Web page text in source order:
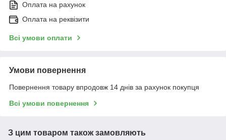
Оплата на рахунок
Оплата на реквізити
Всі умови оплати
Умови повернення
Повернення товару впродовж 14 днів за рахунок покупця
Всі умови повернення
З цим товаром також замовляють